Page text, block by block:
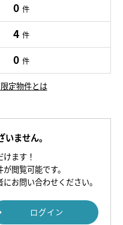
0 件
4 件
0 件
定物件とは
ません。
ます！
閲覧可能です。
お問い合わせください。
ログイン